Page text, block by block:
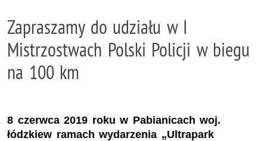
Zapraszamy do udziału w I
Mistrzostwach Polski Policji w biegu
na 100 km
8 czerwca 2019 roku w Pabianicach woj.
łódzkiew ramach wydarzenia „Ultrapark